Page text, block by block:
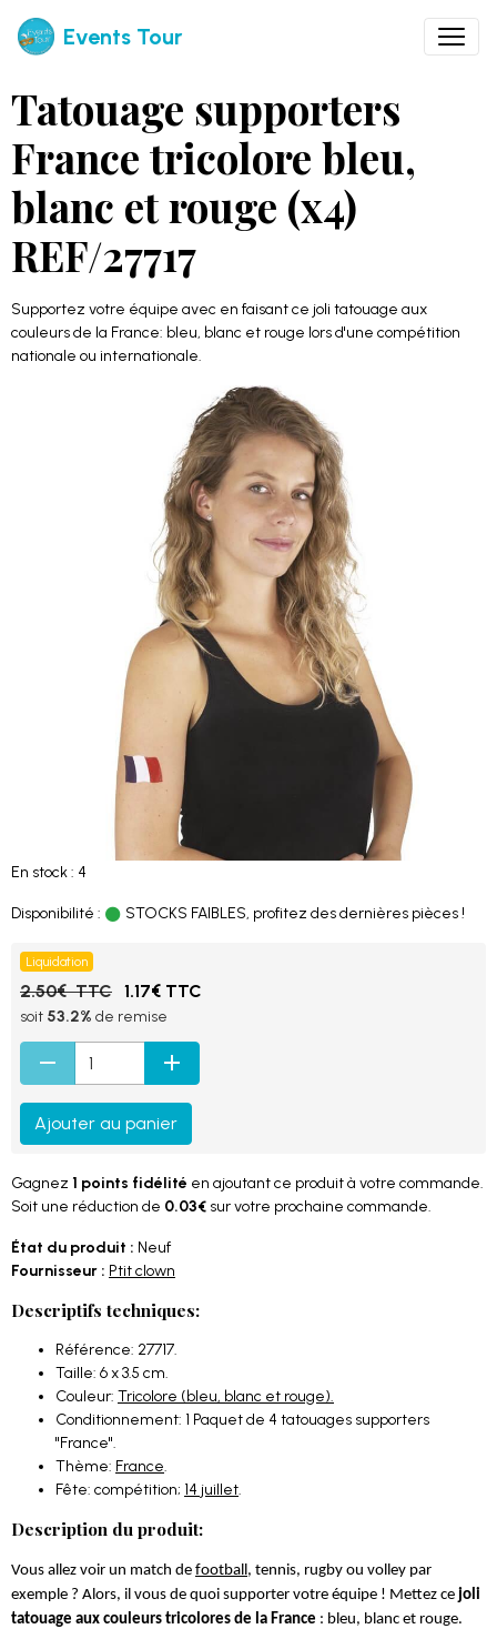
Events Tour
Tatouage supporters
France tricolore bleu,
blanc et rouge (x4)
REF/27717
Supportez votre équipe avec en faisant ce joli tatouage aux
couleurs de la France: bleu, blanc et rouge lors d'une compétition
nationale ou internationale.
En stock : 4
Disponibilité : STOCKS FAIBLES, profitez des dernières pièces !
Liquidation
2.50€ TTC 1.17€ TTC
soit 53.2% de remise
Ajouter au panier
Gagnez 1 points fidélité en ajoutant ce produit à votre commande.
Soit une réduction de 0.03€ sur votre prochaine commande.
État du produit : Neuf
Fournisseur : Ptit clown
Descriptifs techniques:
Référence: 27717.
Taille: 6 x 3.5 cm.
Couleur: Tricolore (bleu, blanc et rouge).
Conditionnement: 1 Paquet de 4 tatouages supporters
"France".
Thème: France.
Fête: compétition; 14 juillet.
Description du produit:
Vous allez voir un match de football, tennis, rugby ou volley par
exemple ? Alors, il vous de quoi supporter votre équipe ! Mettez ce joli
tatouage aux couleurs tricolores de la France : bleu, blanc et rouge.